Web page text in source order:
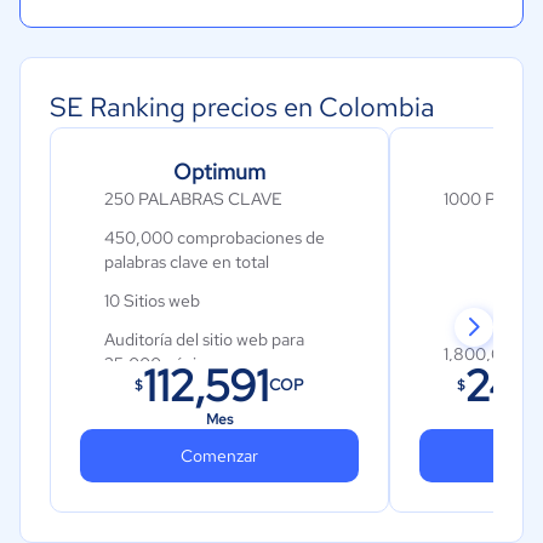
SE Ranking precios en Colombia
Optimum
250 PALABRAS CLAVE
450,000 comprobaciones de
palabras clave en total
10 Sitios web
Auditoría del sitio web para
25,000 páginas
Monitoreo para 5,000 backlinks
dominios por día
$112,591COP
Mes
Comenzar
1000
1,800,000
palabras
150,000
Monitoreo
$